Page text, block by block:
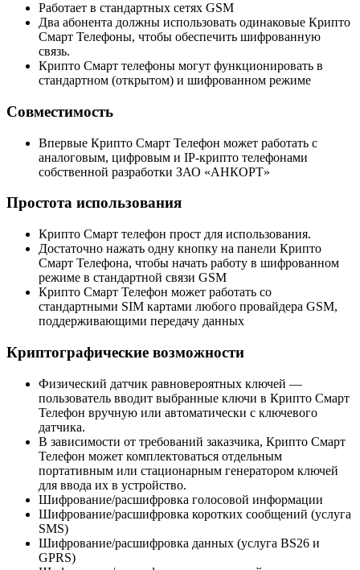
Работает в стандартных сетях GSM
Два абонента должны использовать одинаковые Крипто
Смарт Телефоны, чтобы обеспечить шифрованную
связь.
Крипто Смарт телефоны могут функционировать в
стандартном (открытом) и шифрованном режиме
Совместимость
Впервые Крипто Смарт Телефон может работать с
аналоговым, цифровым и IP-крипто телефонами
собственной разработки ЗАО «АНКОРТ»
Простота использования
Крипто Смарт телефон прост для использования.
Достаточно нажать одну кнопку на панели Крипто
Смарт Телефона, чтобы начать работу в шифрованном
режиме в стандартной связи GSM
Крипто Смарт Телефон может работать со
стандартными SIM картами любого провайдера GSM,
поддерживающими передачу данных
Криптографические возможности
Физический датчик равновероятных ключей —
пользователь вводит выбранные ключи в Крипто Смарт
Телефон вручную или автоматически с ключевого
датчика.
В зависимости от требований заказчика, Крипто Смарт
Телефон может комплектоваться отдельным
портативным или стационарным генератором ключей
для ввода их в устройство.
Шифрование/расшифровка голосовой информации
Шифрование/расшифровка коротких сообщений (услуга
SMS)
Шифрование/расшифровка данных (услуга BS26 и
GPRS)